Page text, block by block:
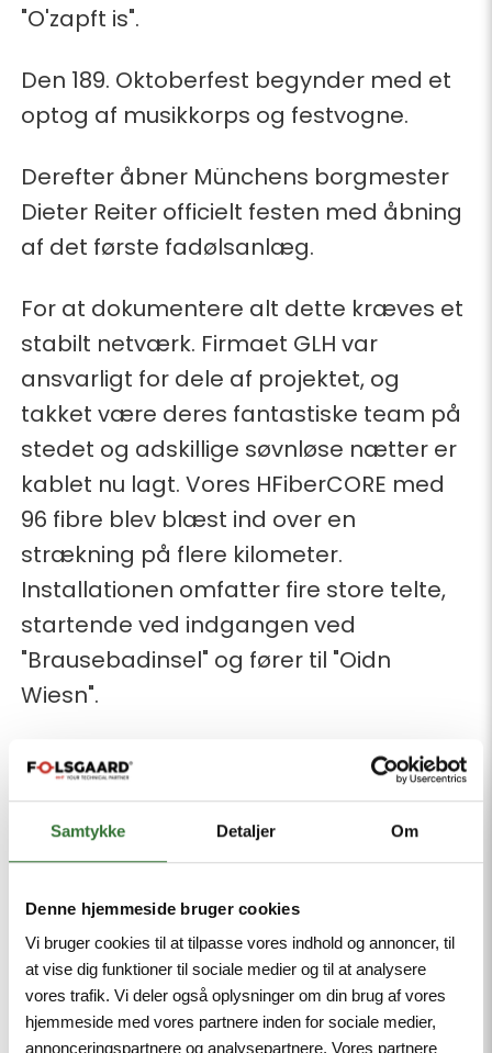
Samtykke Detaljer Om
Denne hjemmeside bruger cookies
Vi bruger cookies til at tilpasse vores indhold og annoncer, til
at vise dig funktioner til sociale medier og til at analysere
vores trafik. Vi deler også oplysninger om din brug af vores
hjemmeside med vores partnere inden for sociale medier,
annonceringspartnere og analysepartnere. Vores partnere
"O'zapft is".
Den 189. Oktoberfest begynder med et
optog af musikkorps og festvogne.
Derefter åbner Münchens borgmester
Dieter Reiter officielt festen med åbning
af det første fadølsanlæg.
For at dokumentere alt dette kræves et
stabilt netværk. Firmaet GLH var
ansvarligt for dele af projektet, og
takket være deres fantastiske team på
stedet og adskillige søvnløse nætter er
kablet nu lagt. Vores HFiberCORE med
96 fibre blev blæst ind over en
strækning på flere kilometer.
Installationen omfatter fire store telte,
startende ved indgangen ved
"Brausebadinsel" og fører til "Oidn
Wiesn".
Bayerischer Rundfunk sender
optoget live fra kl. 11 og åbningen af det
første fadølsanlæg sendes på ARD fra
kl. 11.15.
Derudover er der livestreams og
masser af information om det, der
sandsynligvis er verdens største
folkefest.